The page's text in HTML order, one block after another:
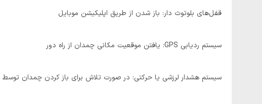
قفل‌های بلوتوث‌ دار: باز شدن از طریق اپلیکیشن موبایل
سیستم ردیابی GPS: یافتن موقعیت مکانی چمدان از راه دور
سیستم هشدار لرزشی یا حرکتی: در صورت تلاش برای باز کردن چمدان توسط